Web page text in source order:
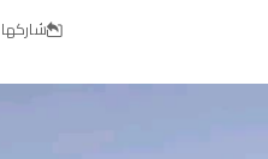
شاركها